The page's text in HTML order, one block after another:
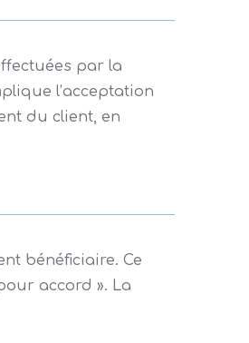
par la
l’acceptation
du client, en
bénéficiaire. Ce
accord ». La